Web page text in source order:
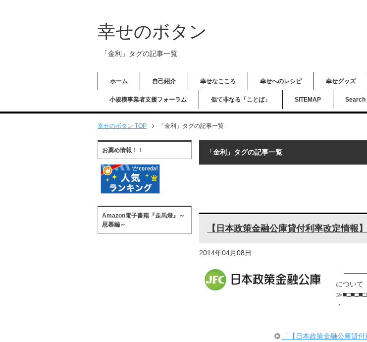
幸せのボタン
「金利」タグの記事一覧
ホーム 自己紹介 幸せなこころ 幸せへのレシピ 幸せグッズ
小規模事業者支援フォーラム 似て非なる「ことば」 SITEMAP Search
幸せのボタン TOP 「金利」タグの記事一覧
「金利」タグの記事一覧
【日本政策金融公庫貸付利率改定情報】
2014年04月08日
について
・
「【日本政策金融公庫貸
お薦め情報！！
Amazon電子書籍『走馬燈』～
思慕編～